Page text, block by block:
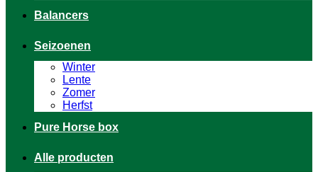
Balancers
Seizoenen
Winter
Lente
Zomer
Herfst
Pure Horse box
Alle producten